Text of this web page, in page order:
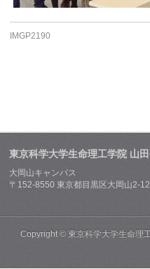
IMGP2190
東京科学大学生命理工学院 山
大岡山キャンパス
〒152-8550 東京都目黒区大岡山2-
Copyright ©東京科学大学生命理